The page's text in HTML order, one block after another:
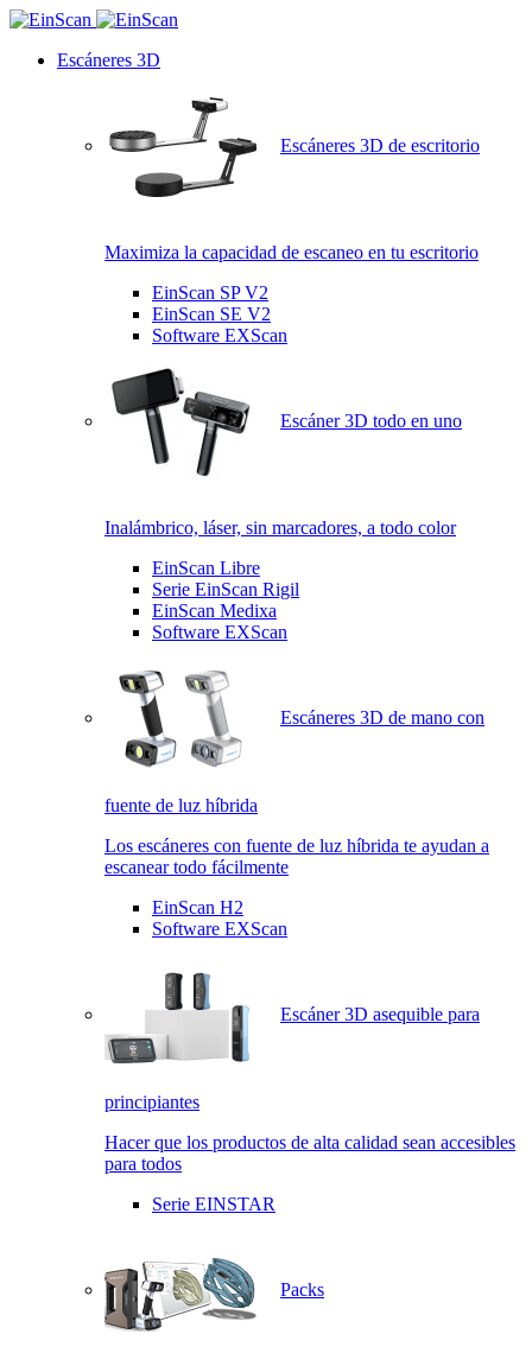
Escáneres 3D
Escáneres 3D de escritorio
Maximiza la capacidad de escaneo en tu escritorio
EinScan SP V2
EinScan SE V2
Software EXScan
Escáner 3D todo en uno
Inalámbrico, láser, sin marcadores, a todo color
EinScan Libre
Serie EinScan Rigil
EinScan Medixa
Software EXScan
Escáneres 3D de mano con
fuente de luz híbrida
Los escáneres con fuente de luz híbrida te ayudan a
escanear todo fácilmente
EinScan H2
Software EXScan
Escáner 3D asequible para
principiantes
Hacer que los productos de alta calidad sean accesibles
para todos
Serie EINSTAR
Packs